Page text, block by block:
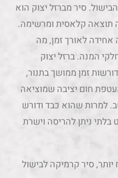
סיר מברזל יצוק הוא
תוצאה קלאסית ומרשימה.
אחידה לאורך זמן, מה
המנה. ברזל יצוק
זמן ממושך בתנור,
חום יציבה שמוציאה
למרות שהוא כבד ודורש
ניתן להריסה וישרת
סיר קרמיקה לבישול